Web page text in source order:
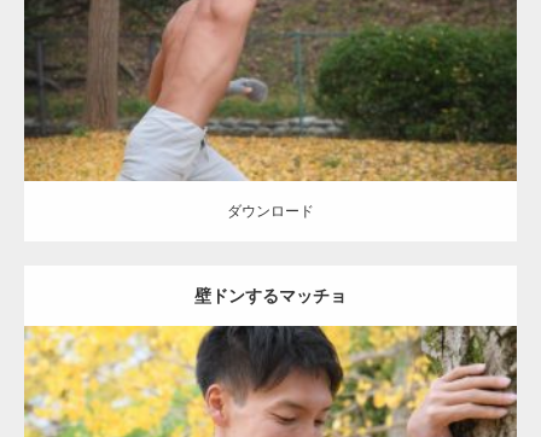
ダウンロード
ダウンロード
壁ドンするマッチョ
Update: 2021.07.8